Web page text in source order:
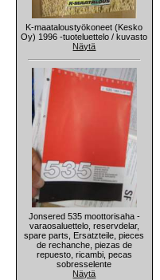
K-maataloustyökoneet (Kesko
Oy) 1996 -tuoteluettelo / kuvasto
Näytä
Jonsered 535 moottorisaha -
varaosaluettelo, reservdelar,
spare parts, Ersatzteile, pieces
de rechanche, piezas de
repuesto, ricambi, pecas
sobresselente
Näytä